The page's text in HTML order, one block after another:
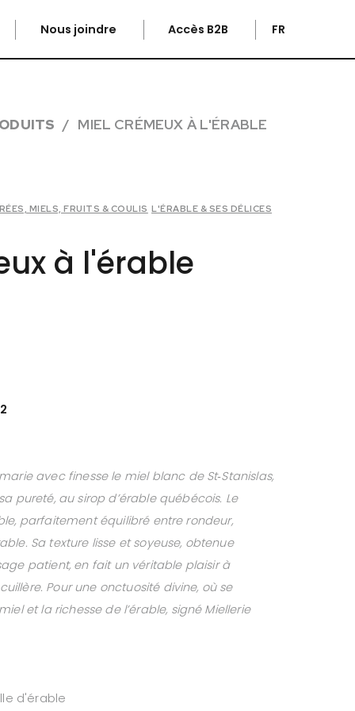
Nous joindre Accès B2B FR
MIEL CRÉMEUX À L'ÉRABLE
MIELS, FRUITS & COULIS L'ÉRABLE & SES DÉLICES
à l'érable
avec finesse le miel blanc de St‑Stanislas,
pureté, au sirop d’érable québécois. Le
parfaitement équilibré entre rondeur,
Sa texture lisse et soyeuse, obtenue
patient, en fait un véritable plaisir à
Pour une onctuosité divine, où se
et la richesse de l’érable, signé Miellerie
d'érable